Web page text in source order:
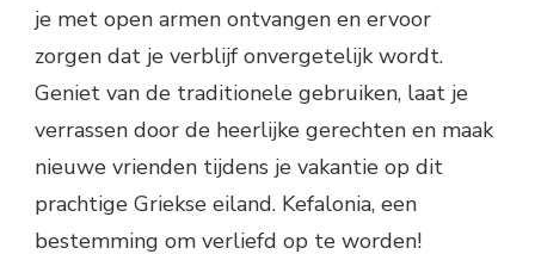
je met open armen ontvangen en ervoor
zorgen dat je verblijf onvergetelijk wordt.
Geniet van de traditionele gebruiken, laat je
verrassen door de heerlijke gerechten en maak
nieuwe vrienden tijdens je vakantie op dit
prachtige Griekse eiland. Kefalonia, een
bestemming om verliefd op te worden!